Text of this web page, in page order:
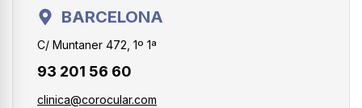
BARCELONA
C/ Muntaner 472, 1º 1ª
93 201 56 60
clinica@corocular.com